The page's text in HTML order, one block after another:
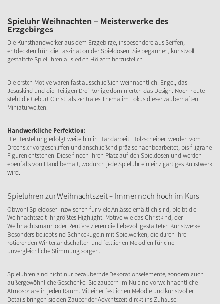
Spieluhr Weihnachten – Meisterwerke des
Erzgebirges
Die Kunsthandwerker aus dem Erzgebirge, insbesondere aus Seiffen,
entdeckten früh die Faszination der Spieldosen. Sie begannen, kunstvoll
gestaltete Spieluhren aus edlen Hölzern herzustellen.
Die ersten Motive waren fast ausschließlich weihnachtlich: Engel, das
Jesuskind und die Heiligen Drei Könige dominierten das Design. Noch heute
steht die Geburt Christi als zentrales Thema im Fokus dieser zauberhaften
Miniaturwelten.
Handwerkliche Perfektion:
Die Herstellung erfolgt weiterhin in Handarbeit. Holzscheiben werden vom
Drechsler vorgeschliffen und anschließend präzise nachbearbeitet, bis filigrane
Figuren entstehen. Diese finden ihren Platz auf den Spieldosen und werden
ebenfalls von Hand bemalt, wodurch jede Spieluhr ein einzigartiges Kunstwerk
wird.
Spieluhren zur Weihnachtszeit – Immer noch hoch im Kurs
Obwohl Spieldosen inzwischen für viele Anlässe erhältlich sind, bleibt die
Weihnachtszeit ihr größtes Highlight. Motive wie das Christkind, der
Weihnachtsmann oder Rentiere zieren die liebevoll gestalteten Kunstwerke.
Besonders beliebt sind Schneekugeln mit Spielwerken, die durch ihre
rotierenden Winterlandschaften und festlichen Melodien für eine
unvergleichliche Stimmung sorgen.
Spieluhren sind nicht nur bezaubernde Dekorationselemente, sondern auch
außergewöhnliche Geschenke. Sie zaubern im Nu eine vorweihnachtliche
Atmosphäre in jeden Raum. Mit einer festlichen Melodie und kunstvollen
Details bringen sie den Zauber der Adventszeit direkt ins Zuhause.